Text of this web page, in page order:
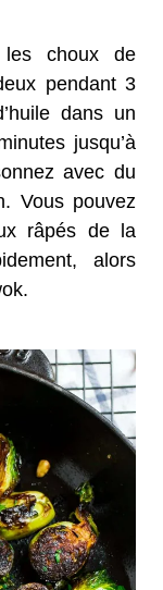
choux de
pendant 3
dans un
jusqu’à
avec du
Vous pouvez
râpés de la
alors